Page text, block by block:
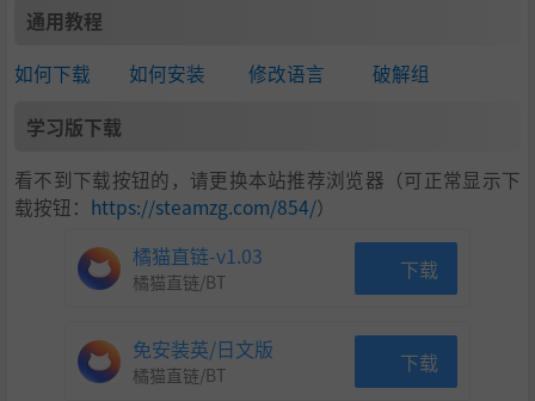
通用教程
如何下载 如何安装 修改语言 破解组
学习版下载
看不到下载按钮的，请更换本站推荐浏览器（可正常显示下
载按钮： https://steamzg.com/854/）
橘猫直链-v1.03
橘猫直链/BT 下载
免安装英/日文版
橘猫直链/BT 下载